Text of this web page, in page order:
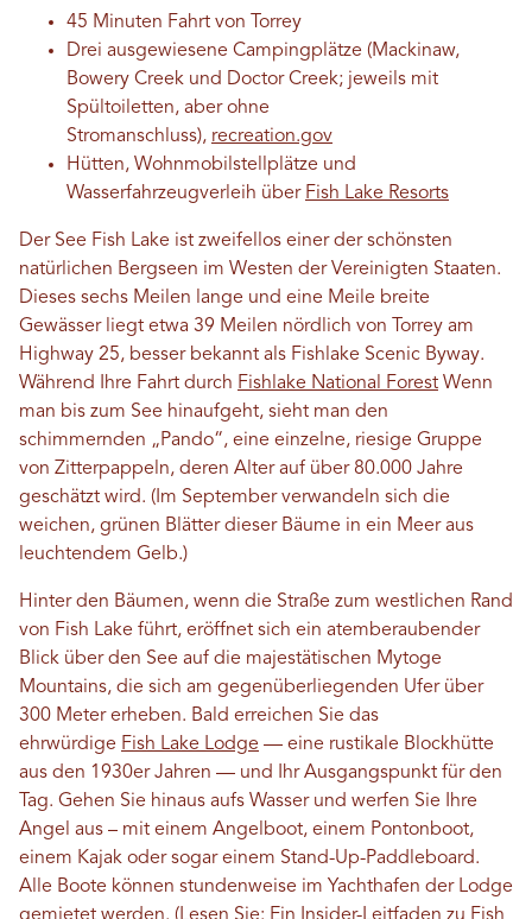
45 Minuten Fahrt von Torrey
Drei ausgewiesene Campingplätze (Mackinaw,
Bowery Creek und Doctor Creek; jeweils mit
Spültoiletten, aber ohne
Stromanschluss), recreation.gov
Hütten, Wohnmobilstellplätze und
Wasserfahrzeugverleih über Fish Lake Resorts
Der See Fish Lake ist zweifellos einer der schönsten
natürlichen Bergseen im Westen der Vereinigten Staaten.
Dieses sechs Meilen lange und eine Meile breite
Gewässer liegt etwa 39 Meilen nördlich von Torrey am
Highway 25, besser bekannt als Fishlake Scenic Byway.
Während Ihre Fahrt durch Fishlake National Forest Wenn
man bis zum See hinaufgeht, sieht man den
schimmernden „Pando“, eine einzelne, riesige Gruppe
von Zitterpappeln, deren Alter auf über 80.000 Jahre
geschätzt wird. (Im September verwandeln sich die
weichen, grünen Blätter dieser Bäume in ein Meer aus
leuchtendem Gelb.)
Hinter den Bäumen, wenn die Straße zum westlichen Rand
von Fish Lake führt, eröffnet sich ein atemberaubender
Blick über den See auf die majestätischen Mytoge
Mountains, die sich am gegenüberliegenden Ufer über
300 Meter erheben. Bald erreichen Sie das
ehrwürdige Fish Lake Lodge — eine rustikale Blockhütte
aus den 1930er Jahren — und Ihr Ausgangspunkt für den
Tag. Gehen Sie hinaus aufs Wasser und werfen Sie Ihre
Angel aus – mit einem Angelboot, einem Pontonboot,
einem Kajak oder sogar einem Stand-Up-Paddleboard.
Alle Boote können stundenweise im Yachthafen der Lodge